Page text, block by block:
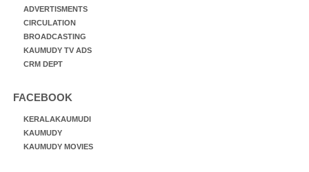
ADVERTISMENTS
CIRCULATION
BROADCASTING
KAUMUDY TV ADS
CRM DEPT
FACEBOOK
KERALAKAUMUDI
KAUMUDY
KAUMUDY MOVIES